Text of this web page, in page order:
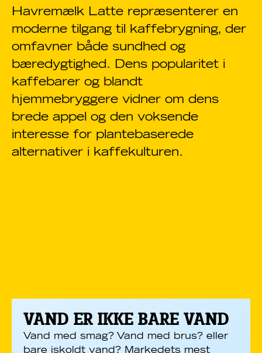
VAND ER IKKE BARE VAND
Vand med smag? Vand med brus? eller
bare iskoldt vand? Markedets mest
Havremælk Latte repræsenterer en
moderne tilgang til kaffebrygning, der
omfavner både sundhed og
bæredygtighed. Dens popularitet i
kaffebarer og blandt
hjemmebryggere vidner om dens
brede appel og den voksende
interesse for plantebaserede
alternativer i kaffekulturen.